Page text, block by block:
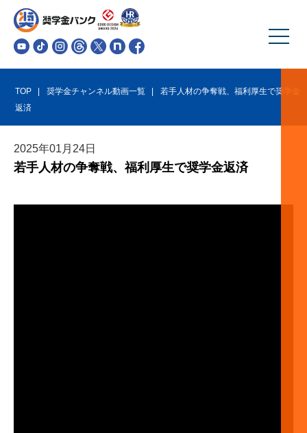
TOP 奨学金チャンネル動画一覧
若手人材の争奪戦、福利厚生で奨学金
返済
2025年01 月 24日
若手人材の争奪戦、福利厚生で奨学金返済